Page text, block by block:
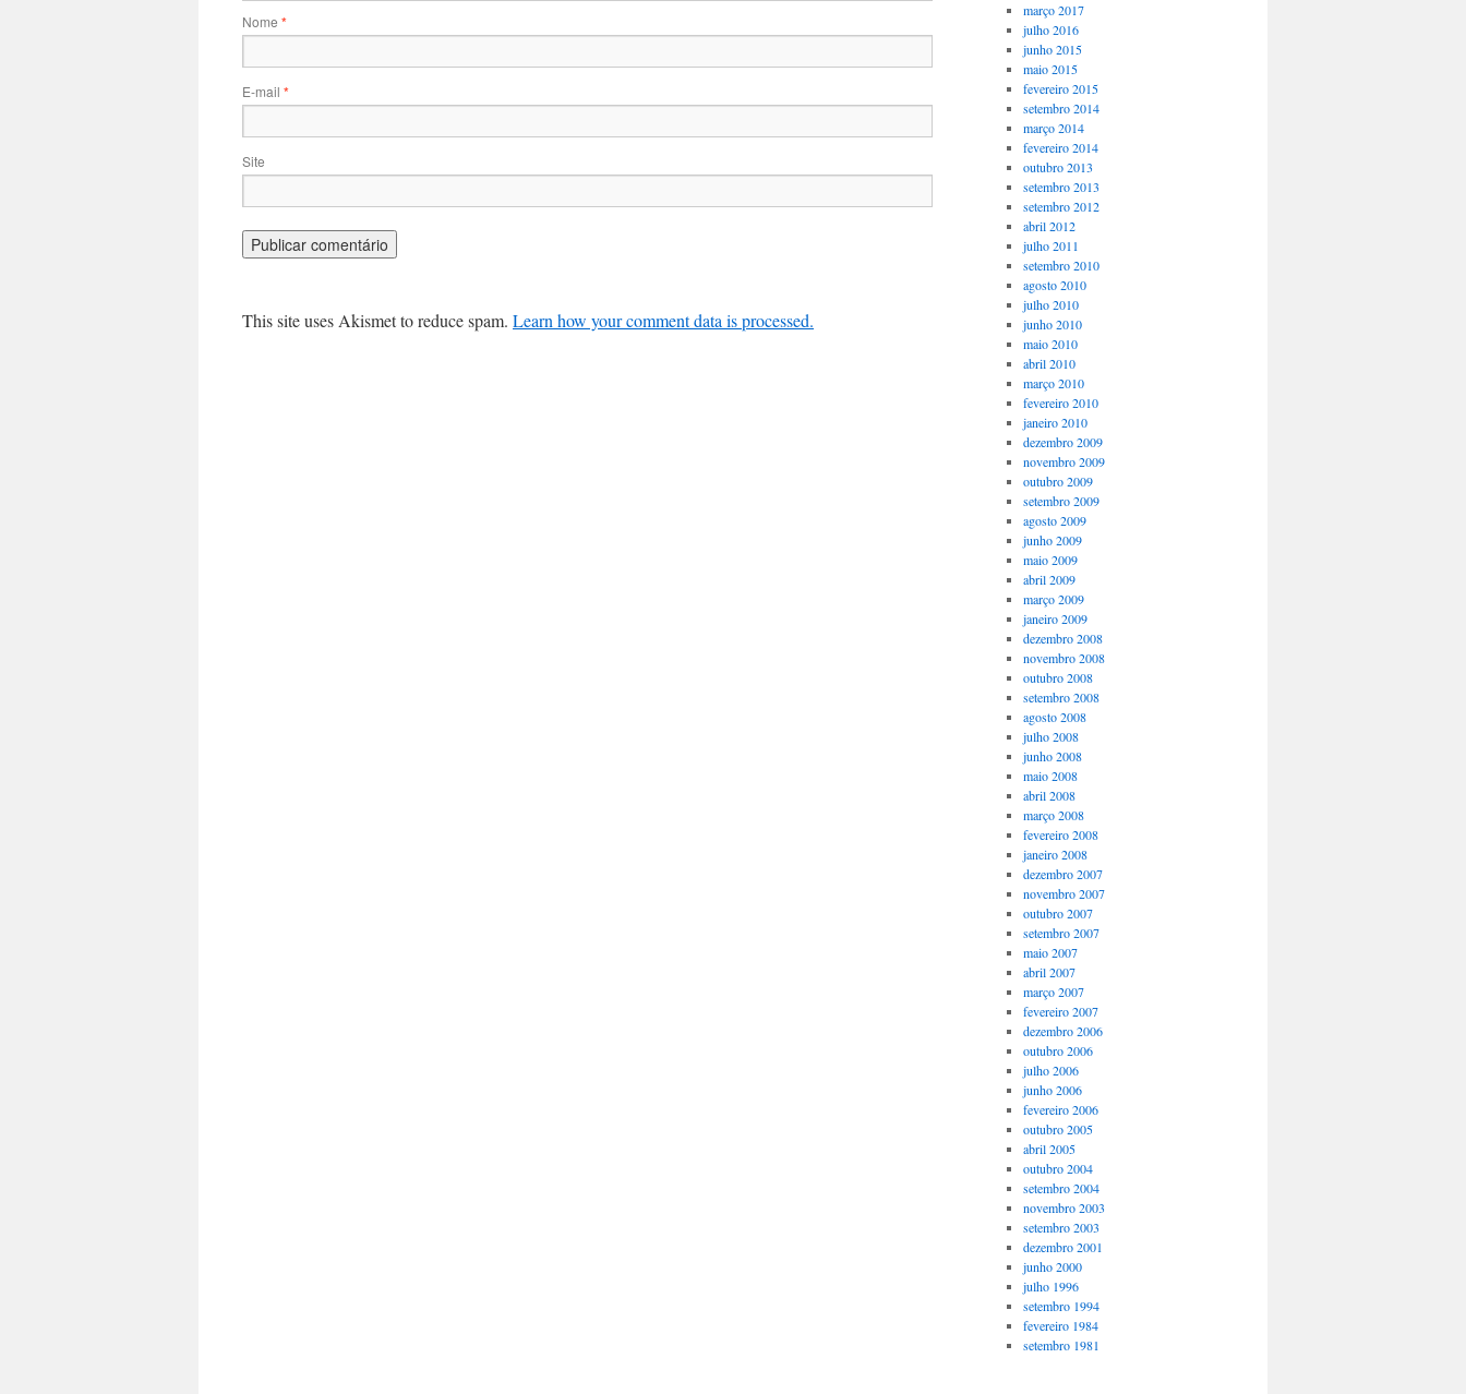
Nome *
E-mail *
Site
This site uses Akismet to reduce spam. Learn how your comment data is processed.
março 2017
julho 2016
junho 2015
maio 2015
fevereiro 2015
setembro 2014
março 2014
fevereiro 2014
outubro 2013
setembro 2013
setembro 2012
abril 2012
julho 2011
setembro 2010
agosto 2010
julho 2010
junho 2010
maio 2010
abril 2010
março 2010
fevereiro 2010
janeiro 2010
dezembro 2009
novembro 2009
outubro 2009
setembro 2009
agosto 2009
junho 2009
maio 2009
abril 2009
março 2009
janeiro 2009
dezembro 2008
novembro 2008
outubro 2008
setembro 2008
agosto 2008
julho 2008
junho 2008
maio 2008
abril 2008
março 2008
fevereiro 2008
janeiro 2008
dezembro 2007
novembro 2007
outubro 2007
setembro 2007
maio 2007
abril 2007
março 2007
fevereiro 2007
dezembro 2006
outubro 2006
julho 2006
junho 2006
fevereiro 2006
outubro 2005
abril 2005
outubro 2004
setembro 2004
novembro 2003
setembro 2003
dezembro 2001
junho 2000
julho 1996
setembro 1994
fevereiro 1984
setembro 1981